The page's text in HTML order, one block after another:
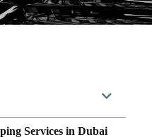
Services in Dubai